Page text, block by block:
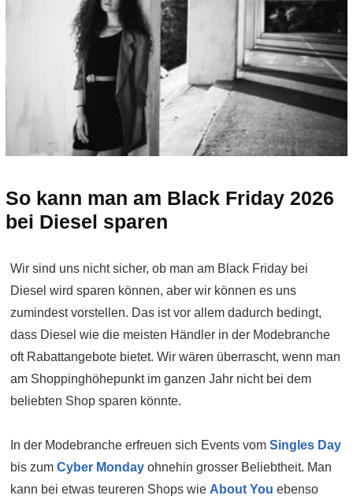
So kann man am Black Friday 2026
bei Diesel sparen
Wir sind uns nicht sicher, ob man am Black Friday bei
Diesel wird sparen können, aber wir können es uns
zumindest vorstellen. Das ist vor allem dadurch bedingt,
dass Diesel wie die meisten Händler in der Modebranche
oft Rabattangebote bietet. Wir wären überrascht, wenn man
am Shoppinghöhepunkt im ganzen Jahr nicht bei dem
beliebten Shop sparen könnte.
In der Modebranche erfreuen sich Events vom Singles Day
bis zum Cyber Monday ohnehin grosser Beliebtheit. Man
kann bei etwas teureren Shops wie About You ebenso